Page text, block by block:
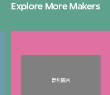
Explore More Makers